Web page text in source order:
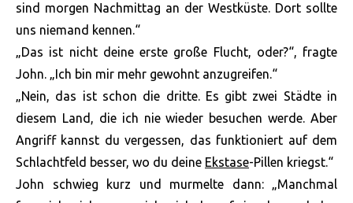
sind morgen Nachmittag an der Westküste. Dort sollte
uns niemand kennen.“
„Das ist nicht deine erste große Flucht, oder?“, fragte
John. „Ich bin mir mehr gewohnt anzugreifen.“
„Nein, das ist schon die dritte. Es gibt zwei Städte in
diesem Land, die ich nie wieder besuchen werde. Aber
Angriff kannst du vergessen, das funktioniert auf dem
Schlachtfeld besser, wo du deine Ekstase-Pillen kriegst.“
John schwieg kurz und murmelte dann: „Manchmal